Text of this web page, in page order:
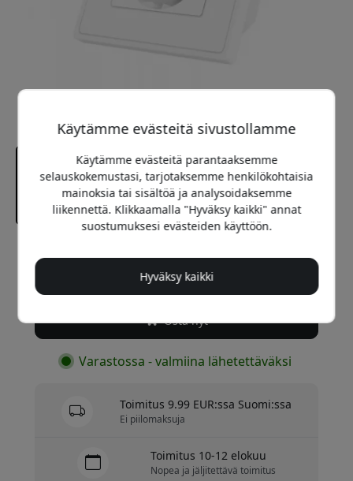
29.99 EUR
Osta nyt
Varastossa - valmiina lähetettäväksi
Toimitus 9.99 EUR:ssa Suomi:ssa
Ei piilomaksuja
Toimitus 10-12 elokuu
Nopea ja jäljitettävä toimitus
Käytämme evästeitä sivustollamme
Käytämme evästeitä parantaaksemme
selauskokemustasi, tarjotaksemme henkilökohtaisia
mainoksia tai sisältöä ja analysoidaksemme
liikennettä. Klikkaamalla "Hyväksy kaikki" annat
suostumuksesi evästeiden käyttöön.
Hyväksy kaikki